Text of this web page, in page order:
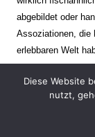
abgebildet oder
Assoziationen, die
erlebbaren Welt
Verharren und
oder verrinnt im
zur
Diese Website
nutzt,